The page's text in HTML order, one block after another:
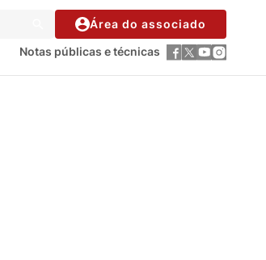
Área do associado
Notas públicas e técnicas